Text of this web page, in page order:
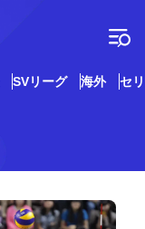
SVリーグ 海外 セ